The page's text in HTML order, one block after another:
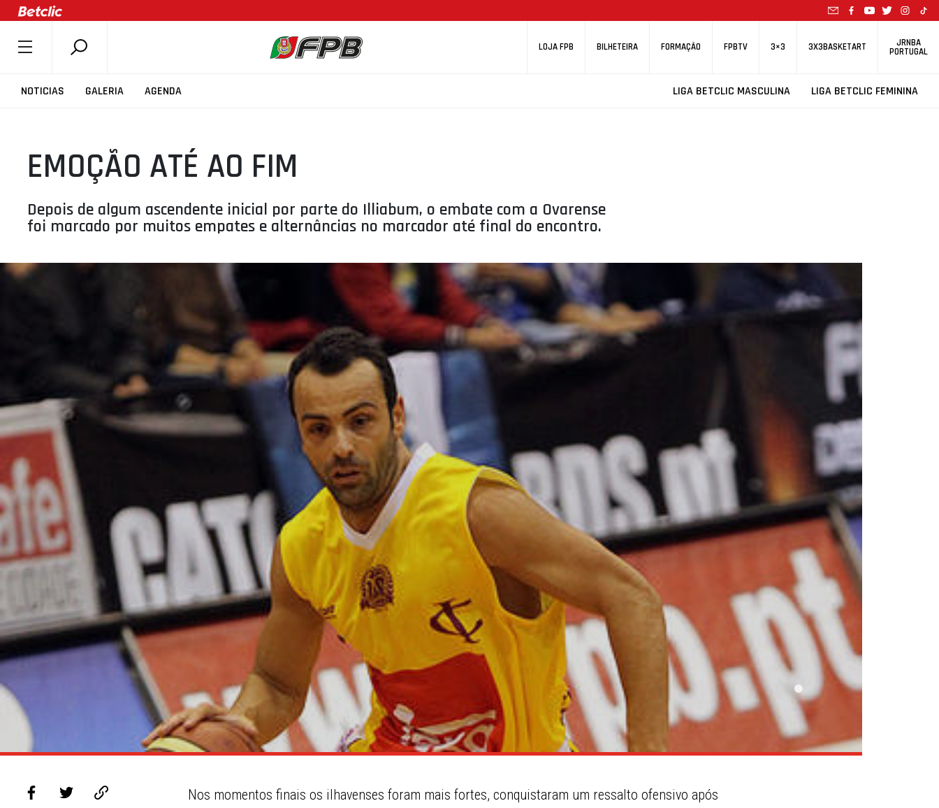
LOJA FPB BILHETEIRA FORMAÇÃO FPBTV 3×3 3X3BASKETART JRNBA
PORTUGAL
NOTICIAS GALERIA AGENDA LIGA BETCLIC MASCULINA LIGA BETCLIC FEMININA
SOBRE A FPB
COMPETIÇÕES
ASSOCIAÇÕES
CLUBES
AGENTES
AGENDA
MINIBASQUETE
ÁREA TÉCNICA
PROJETOS
EMOÇÃO ATÉ AO FIM
Depois de algum ascendente inicial por parte do Illiabum, o embate com a Ovarense
foi marcado por muitos empates e alternâncias no marcador até final do encontro.
Nos momentos finais os ilhavenses foram mais fortes, conquistaram um ressalto ofensivo após